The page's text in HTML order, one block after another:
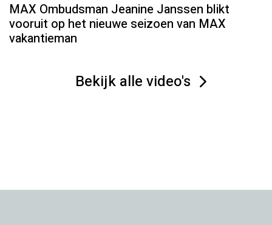
MAX Ombudsman Jeanine Janssen blikt
vooruit op het nieuwe seizoen van MAX
vakantieman
Bekijk alle video's